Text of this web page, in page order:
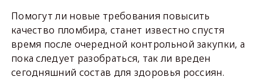
Помогут ли новые требования повысить
качество пломбира, станет известно спустя
время после очередной контрольной закупки, а
пока следует разобраться, так ли вреден
сегодняшний состав для здоровья россиян.